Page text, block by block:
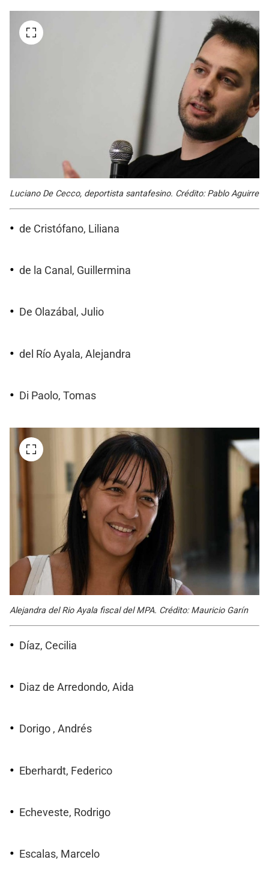
Luciano De Cecco, deportista santafesino. Crédito: Pablo Aguirre
de Cristófano, Liliana
de la Canal, Guillermina
De Olazábal, Julio
del Río Ayala, Alejandra
Di Paolo, Tomas
Alejandra del Rio Ayala fiscal del MPA. Crédito: Mauricio Garín
Díaz, Cecilia
Diaz de Arredondo, Aida
Dorigo , Andrés
Eberhardt, Federico
Echeveste, Rodrigo
Escalas, Marcelo